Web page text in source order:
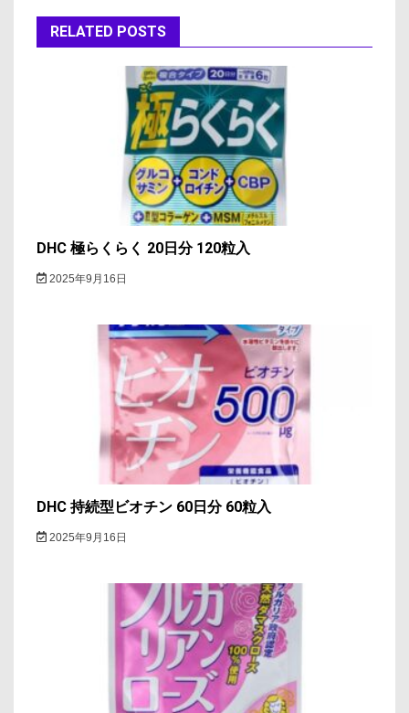
ー
シ
RELATED POSTS
DHC 極らくらく 20日分 120粒入
2025年9月16日
DHC 持続型ビオチン 60日分 60粒入
2025年9月16日